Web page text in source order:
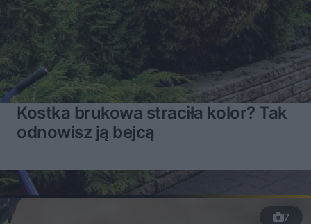
Kostka brukowa straciła kolor? Tak
odnowisz ją bejcą
7